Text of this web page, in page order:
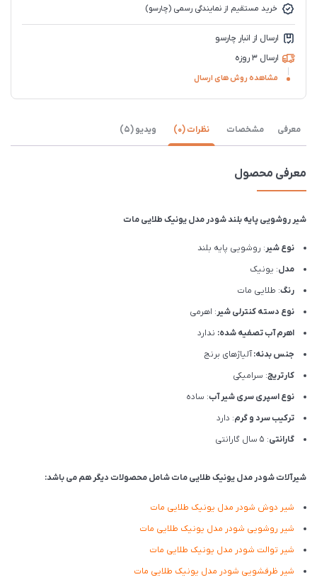
خرید مستقیم از نمایندگی رسمی (چارسو)
ارسال از انبار چارسو
ارسال 3 روزه
مشاهده روش های ارسال
معرفی مشخصات نظرات (0) ویدیو (5)
معرفی محصول
شیر روشویی پایه بلند شودر مدل یونیک طلایی مات
نوع شیر: روشویی پایه بلند
مدل: یونیک
رنگ: طلایی مات
نوع دسته کنترلی شیر: اهرمی
اهرم آب تصفیه شده: ندارد
جنس بدنه:آلیاژهای برنج
کارتریج: سرامیکی
نوع اسپری سری شیر آب: ساده
ترکیب سرد و گرم: دارد
گارانتی: 5 سال گارانتی
شیرآلات شودر مدل یونیک طلایی مات شامل محصولات دیگر هم می باشد:
شیر دوش شودر مدل یونیک طلایی مات
شیر روشویی شودر مدل یونیک طلایی مات
شیر توالت شودر مدل یونیک طلایی مات
شیر ظرفشویی شودر مدل یونیک طلایی مات